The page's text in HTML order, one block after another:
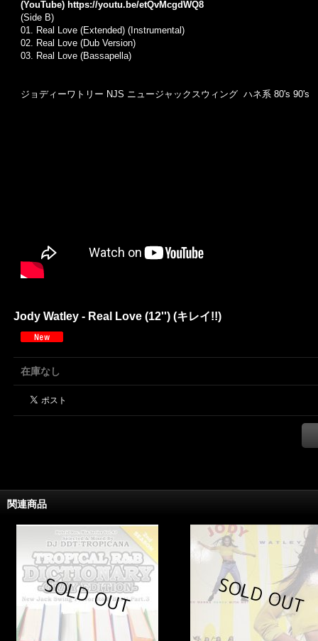
(YouTube) https://youtu.be/etQvMcgdWQ8
(Side B)
01. Real Love (Extended) (Instrumental)
02. Real Love (Dub Version)
03. Real Love (Bassapella)
ジョディーワトリー NJS ニュージャックスウィング ハネ系 80's 90's
Jody Watley - Real Love (12'') (キレイ!!)
在庫なし
関連商品